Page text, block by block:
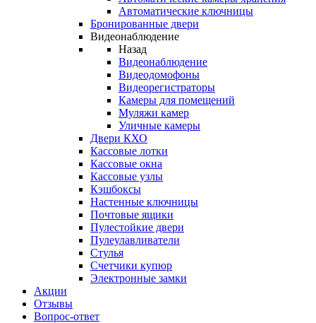
Автоматические ключницы
Бронированные двери
Видеонаблюдение
Назад
Видеонаблюдение
Видеодомофоны
Видеорегистраторы
Камеры для помещений
Муляжи камер
Уличные камеры
Двери КХО
Кассовые лотки
Кассовые окна
Кассовые узлы
Кэшбоксы
Настенные ключницы
Почтовые ящики
Пулестойкие двери
Пулеулавливатели
Стулья
Счетчики купюр
Электронные замки
Акции
Отзывы
Вопрос-ответ